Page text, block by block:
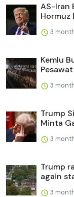
AS-Iran
Hormuz
3
Kemlu
Pesawat
3
Trump
Minta
3
Trump
again
3